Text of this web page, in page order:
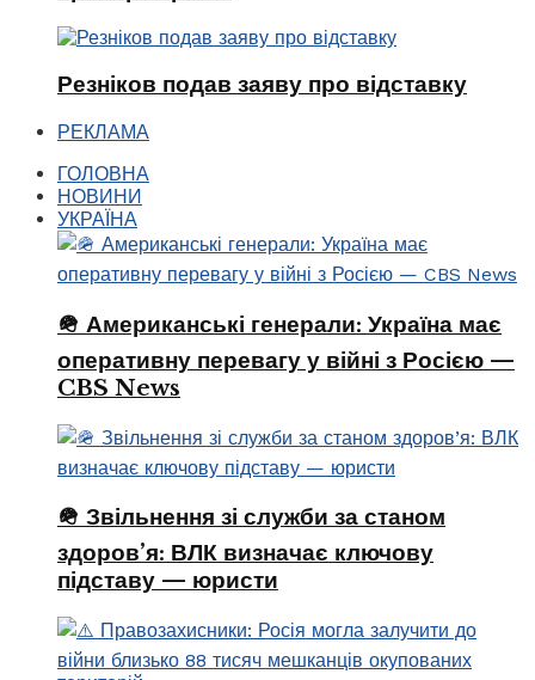
Резніков подав заяву про відставку
РЕКЛАМА
ГОЛОВНА
НОВИНИ
УКРАЇНА
🪖 Американські генерали: Україна має
оперативну перевагу у війні з Росією —
CBS News
🪖 Звільнення зі служби за станом
здоров’я: ВЛК визначає ключову
підставу — юристи